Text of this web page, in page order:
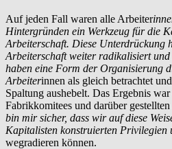
Auf jeden Fall waren alle Arbeiter
Hintergründen ein Werkzeug für die
Arbeiterschaft. Diese Unterdrückung
Arbeiterschaft weiter radikalisiert
haben eine Form der Organisierung
Arbeiterinnen als gleich betrachtet
Spaltung aushebelt. Das Ergebnis
Fabrikkomitees und darüber
bin mir sicher, dass wir auf diese
Kapitalisten konstruierten Privilegien
wegradieren können.